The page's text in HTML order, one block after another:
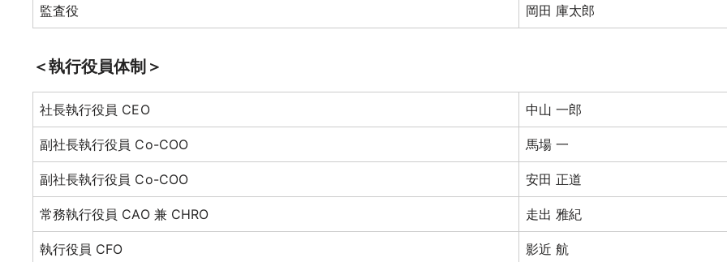
監査役 岡田 庫太郎
＜執行役員体制＞
社長執行役員 CEO 中山 一郎
副社長執行役員 Co-COO 馬場 一
副社長執行役員 Co-COO 安田 正道
常務執行役員 CAO 兼 CHRO 走出 雅紀
執行役員 CFO 影近 航